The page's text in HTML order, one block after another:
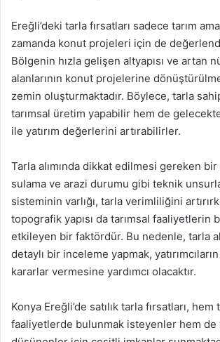
Ereğli’deki tarla fırsatları sadece tarım
zamanda konut projeleri için de
Bölgenin hızla gelişen altyapısı ve artan
alanlarının konut projelerine
zemin oluşturmaktadır. Böylece, tarla
tarımsal üretim yapabilir hem de
ile yatırım değerlerini artırabilirler.
Tarla alımında dikkat edilmesi gereken
sulama ve arazi durumu gibi teknik
sisteminin varlığı, tarla verimliliğini
topografik yapısı da tarımsal faaliyetlerin
etkileyen bir faktördür. Bu nedenle, tarla
detaylı bir inceleme yapmak,
kararlar vermesine yardımcı olacaktır.
Konya Ereğli’de satılık tarla fırsatları, hem
faaliyetlerde bulunmak isteyenler hem de